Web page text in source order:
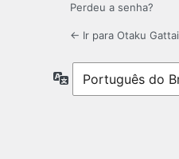
Perdeu a senha?
← Ir para Otaku Gattai
Idioma